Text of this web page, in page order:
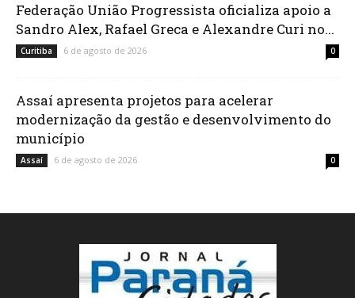
Federação União Progressista oficializa apoio a
Sandro Alex, Rafael Greca e Alexandre Curi no...
Curitiba 6 de agosto de 2026 0
Assaí apresenta projetos para acelerar
modernização da gestão e desenvolvimento do
município
Assaí 6 de agosto de 2026 0